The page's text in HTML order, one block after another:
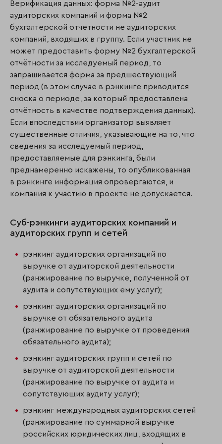
Верификация данных: форма №2-аудит
аудиторских компаний и форма №2
бухгалтерской отчётности не аудиторских
компаний, входящих в группу. Если участник не
может предоставить форму №2 бухгалтерской
отчётности за исследуемый период, то
запрашивается форма за предшествующий
период (в этом случае в рэнкинге приводится
сноска о периоде, за который предоставлена
отчётность в качестве подтверждения данных).
Если впоследствии организатор выявляет
существенные отличия, указывающие на то, что
сведения за исследуемый период,
предоставляемые для рэнкинга, были
преднамеренно искажены, то опубликованная
в рэнкинге информация опровергаются, и
компания к участию в проекте не допускается.
Суб-рэнкинги аудиторских компаний и
аудиторских групп и сетей
рэнкинг аудиторских организаций по
выручке от аудиторской деятельности
(ранжирование по выручке, полученной от
аудита и сопутствующих ему услуг);
рэнкинг аудиторских организаций по
выручке от обязательного аудита
(ранжирование по выручке от проведения
обязательного аудита);
рэнкинг аудиторских групп и сетей по
выручке от аудиторской деятельности
(ранжирование по выручке от аудита и
сопутствующих аудиту услуг);
рэнкинг международных аудиторских сетей
(ранжирование по суммарной выручке
российских юридических лиц, входящих в